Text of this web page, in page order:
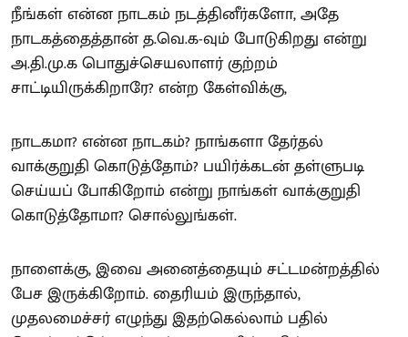
நீங்கள் என்ன நாடகம் நடத்தினீர்களோ, அதே
நாடகத்தைத்தான் த.வெ.க-வும் போடுகிறது என்று
அ.தி.மு.க பொதுச்செயலாளர் குற்றம்
சாட்டியிருக்கிறாரே? என்ற கேள்விக்கு,
நாடகமா? என்ன நாடகம்? நாங்களா தேர்தல்
வாக்குறுதி கொடுத்தோம்? பயிர்க்கடன் தள்ளுபடி
செய்யப் போகிறோம் என்று நாங்கள் வாக்குறுதி
கொடுத்தோமா? சொல்லுங்கள்.
நாளைக்கு, இவை அனைத்தையும் சட்டமன்றத்தில்
பேச இருக்கிறோம். தைரியம் இருந்தால்,
முதலமைச்சர் எழுந்து இதற்கெல்லாம் பதில்